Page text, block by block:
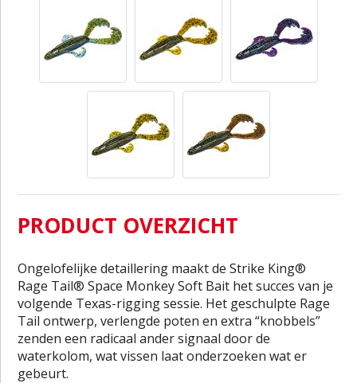
PRODUCT OVERZICHT
Ongelofelijke detaillering maakt de Strike King®
Rage Tail® Space Monkey Soft Bait het succes van je
volgende Texas-rigging sessie. Het geschulpte Rage
Tail ontwerp, verlengde poten en extra “knobbels”
zenden een radicaal ander signaal door de
waterkolom, wat vissen laat onderzoeken wat er
gebeurt.